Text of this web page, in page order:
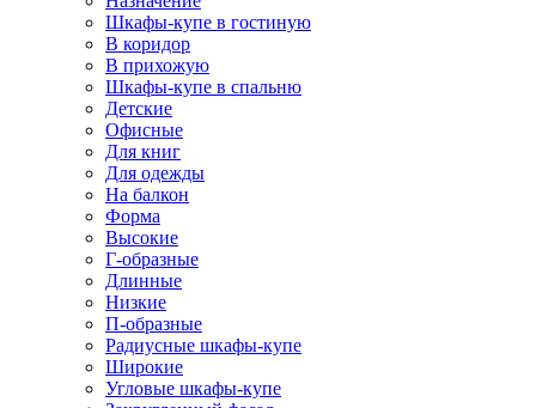
Шкафы-купе в гостиную
В коридор
В прихожую
Шкафы-купе в спальню
Детские
Офисные
Для книг
Для одежды
На балкон
Форма
Высокие
Г-образные
Длинные
Низкие
П-образные
Радиусные шкафы-купе
Широкие
Угловые шкафы-купе